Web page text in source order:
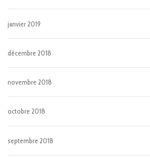
janvier 2019
décembre 2018
novembre 2018
octobre 2018
septembre 2018